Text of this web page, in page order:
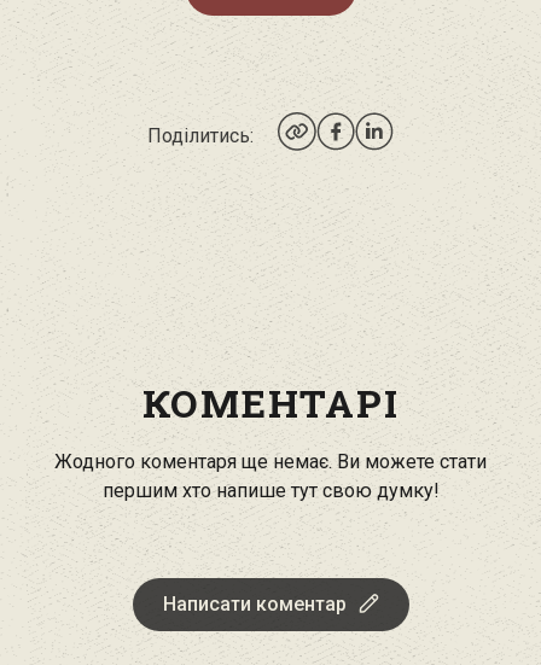
Поділитись:
КОМЕНТАРІ
Жодного коментаря ще немає. Ви можете стати
першим хто напише тут свою думку!
Написати коментар